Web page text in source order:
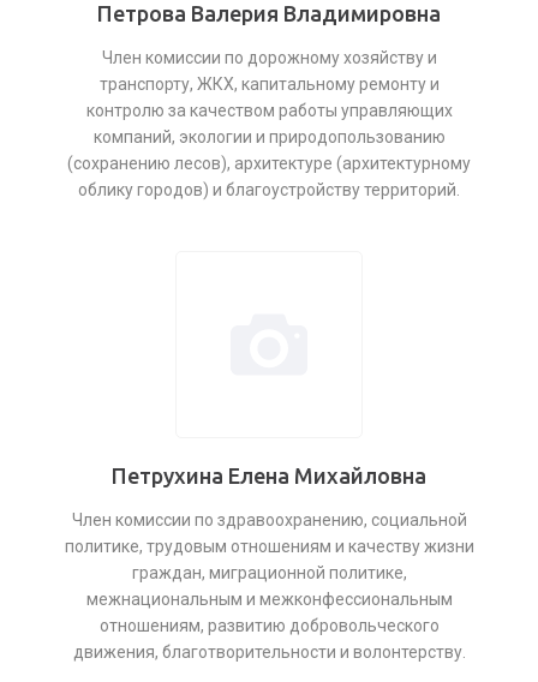
Петрова Валерия Владимировна
Член комиссии по дорожному хозяйству и
транспорту, ЖКХ, капитальному ремонту и
контролю за качеством работы управляющих
компаний, экологии и природопользованию
(сохранению лесов), архитектуре (архитектурному
облику городов) и благоустройству территорий.
Петрухина Елена Михайловна
Член комиссии по здравоохранению, социальной
политике, трудовым отношениям и качеству жизни
граждан, миграционной политике,
межнациональным и межконфессиональным
отношениям, развитию добровольческого
движения, благотворительности и волонтерству.